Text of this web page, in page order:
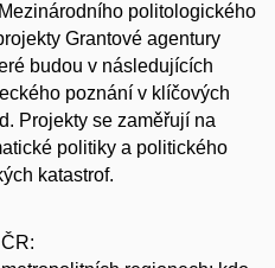
politologického
Grantové agentury
budou v následujících
poznání v klíčových
Projekty se zaměřují na
politiky a politického
katastrof.